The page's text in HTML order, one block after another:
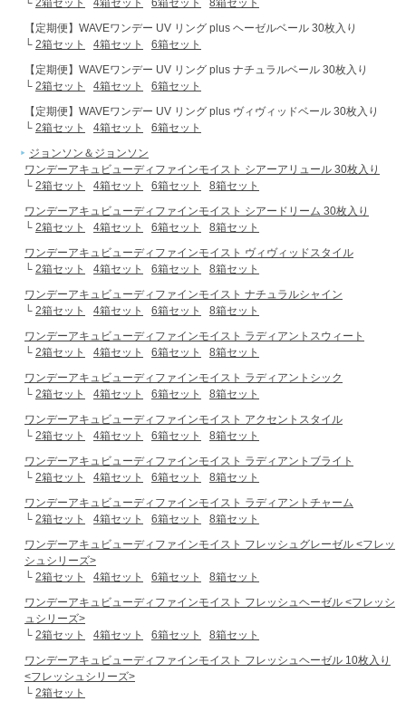
└ 2箱セット 4箱セット 6箱セット
8箱セット
【定期便】WAVEワンデー UV リング plus ヘーゼルベール 30枚入り
└ 2箱セット 4箱セット
6箱セット
【定期便】WAVEワンデー UV リング plus ナチュラルベール 30枚入り
└ 2箱セット 4箱セット
6箱セット
【定期便】WAVEワンデー UV リング plus ヴィヴィッドベール 30枚入り
└ 2箱セット 4箱セット
6箱セット
ジョンソン＆ジョンソン
ワンデーアキュビューディファインモイスト シアーアリュール 30枚入り
└ 2箱セット 4箱セット 6箱セット
8箱セット
ワンデーアキュビューディファインモイスト シアードリーム 30枚入り
└ 2箱セット 4箱セット 6箱セット
8箱セット
ワンデーアキュビューディファインモイスト ヴィヴィッドスタイル
└ 2箱セット 4箱セット 6箱セット
8箱セット
ワンデーアキュビューディファインモイスト ナチュラルシャイン
└ 2箱セット 4箱セット 6箱セット
8箱セット
ワンデーアキュビューディファインモイスト ラディアントスウィート
└ 2箱セット 4箱セット 6箱セット
8箱セット
ワンデーアキュビューディファインモイスト ラディアントシック
└ 2箱セット 4箱セット 6箱セット
8箱セット
ワンデーアキュビューディファインモイスト アクセントスタイル
└ 2箱セット 4箱セット 6箱セット
8箱セット
ワンデーアキュビューディファインモイスト ラディアントブライト
└ 2箱セット 4箱セット 6箱セット
8箱セット
ワンデーアキュビューディファインモイスト ラディアントチャーム
└ 2箱セット 4箱セット 6箱セット
8箱セット
ワンデーアキュビューディファインモイスト フレッシュグレーゼル <フレッ
シュシリーズ>
└ 2箱セット 4箱セット 6箱セット
8箱セット
ワンデーアキュビューディファインモイスト フレッシュヘーゼル <フレッシ
ュシリーズ>
└ 2箱セット 4箱セット 6箱セット
8箱セット
ワンデーアキュビューディファインモイスト フレッシュヘーゼル 10枚入り
<フレッシュシリーズ>
└ 2箱セット